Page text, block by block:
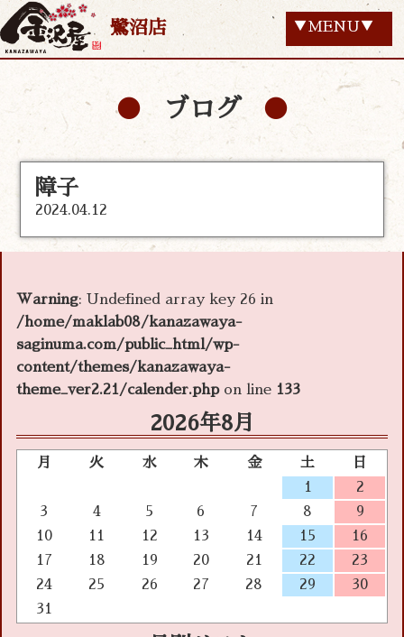
鷺沼店 ▼MENU▼
ブログ
障子
2024.04.12
Warning: Undefined array key 26 in
/home/maklab08/kanazawaya-
saginuma.com/public_html/wp-
content/themes/kanazawaya-
theme_ver2.21/calender.phpon line 133
2026年8月
月 火 水 木 金 土
日
1
2
3
4 5 6 7 8
9
10
11 12 13 14 15
16
17
18 19 20 21 22
23
24
25 26 27 28 29
30
31